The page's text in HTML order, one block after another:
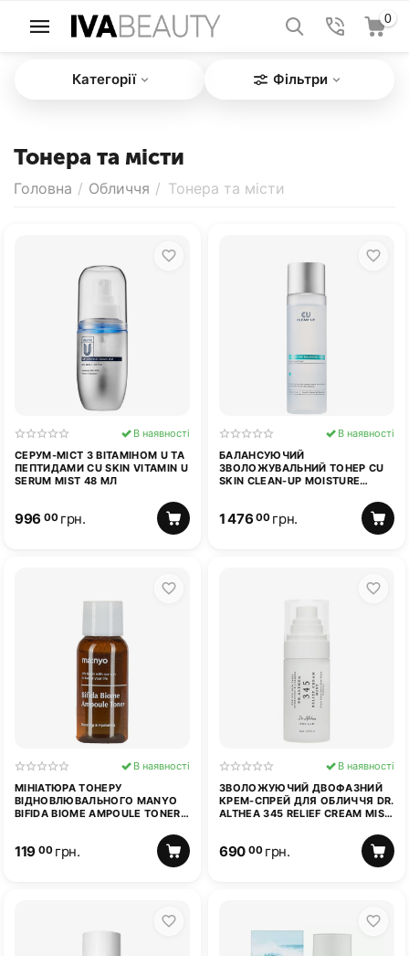
0
Категорії Фільтри
Тонера та місти
Головна / Обличчя / Тонера та місти
СЕРУМ-МІСТ З ВІТАМІНОМ U ТА
ПЕПТИДАМИ CU SKIN VITAMIN U
SERUM MIST 48 МЛ
В наявності
996 00 грн.
БАЛАНСУЮЧИЙ
ЗВОЛОЖУВАЛЬНИЙ ТОНЕР CU
SKIN CLEAN-UP MOISTURE
В наявності
1 476 00 грн.
МІНІАТЮРА ТОНЕРУ
ВІДНОВЛЮВАЛЬНОГО MANYO
BIFIDA BIOME AMPOULE TONER
В наявності
119 00 грн.
ЗВОЛОЖУЮЧИЙ ДВОФАЗНИЙ
КРЕМ-СПРЕЙ ДЛЯ ОБЛИЧЧЯ DR.
ALTHEA 345 RELIEF CREAM MIST
В наявності
690 00 грн.